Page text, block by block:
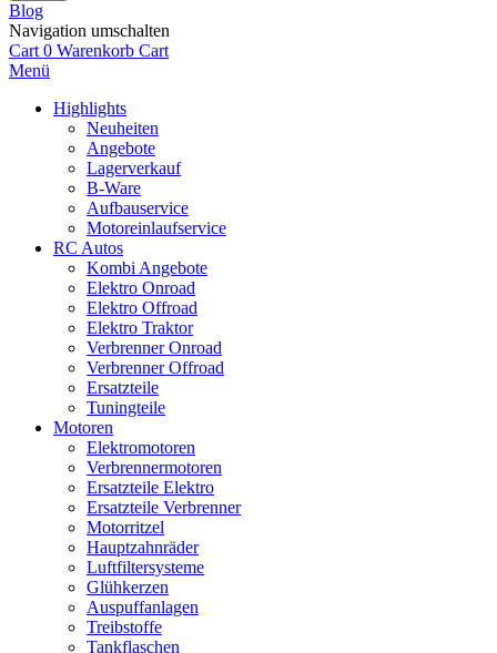
Blog
Navigation umschalten
Cart 0 Warenkorb Cart
Menü
Highlights
Neuheiten
Angebote
Lagerverkauf
B-Ware
Aufbauservice
Motoreinlaufservice
RC Autos
Kombi Angebote
Elektro Onroad
Elektro Offroad
Elektro Traktor
Verbrenner Onroad
Verbrenner Offroad
Ersatzteile
Tuningteile
Motoren
Elektromotoren
Verbrennermotoren
Ersatzteile Elektro
Ersatzteile Verbrenner
Motorritzel
Hauptzahnräder
Luftfiltersysteme
Glühkerzen
Auspuffanlagen
Treibstoffe
Tankflaschen